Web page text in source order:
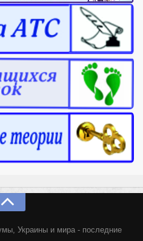
Украины и мира - последние